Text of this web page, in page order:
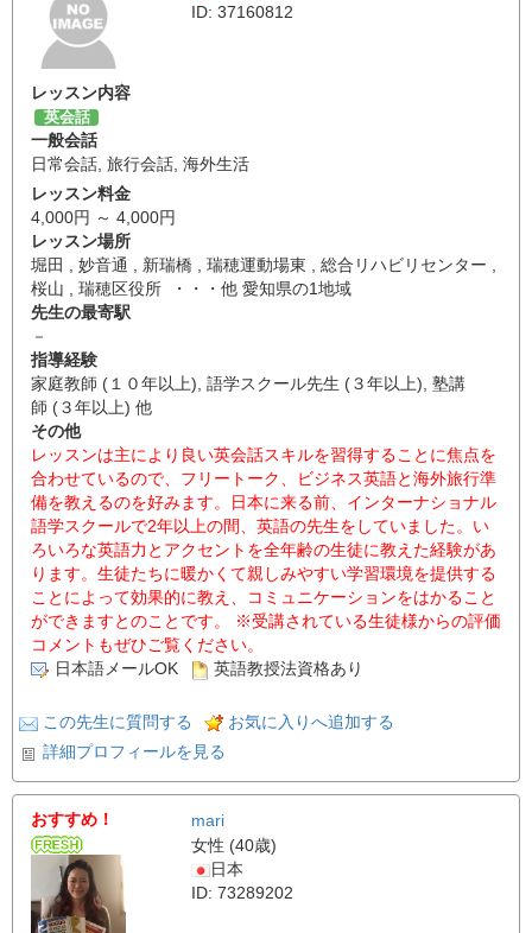
ID: 37160812
レッスン内容
英会話
一般会話
日常会話, 旅行会話, 海外生活
レッスン料金
4,000円 ～ 4,000円
レッスン場所
堀田 , 妙音通 , 新瑞橋 , 瑞穂運動場東 , 総合リハビリセンター ,
桜山 , 瑞穂区役所 ・・・他 愛知県の1地域
先生の最寄駅
－
指導経験
家庭教師 (１０年以上), 語学スクール先生 (３年以上), 塾講
師 (３年以上) 他
その他
レッスンは主により良い英会話スキルを習得することに焦点を
合わせているので、フリートーク、ビジネス英語と海外旅行準
備を教えるのを好みます。日本に来る前、インターナショナル
語学スクールで2年以上の間、英語の先生をしていました。い
ろいろな英語力とアクセントを全年齢の生徒に教えた経験があ
ります。生徒たちに暖かくて親しみやすい学習環境を提供する
ことによって効果的に教え、コミュニケーションをはかること
ができますとのことです。 ※受講されている生徒様からの評価
コメントもぜひご覧ください。
日本語メールOK
英語教授法資格あり
この先生に質問する
お気に入りへ追加する
詳細プロフィールを見る
おすすめ！
mari
女性 (40歳)
日本
ID: 73289202